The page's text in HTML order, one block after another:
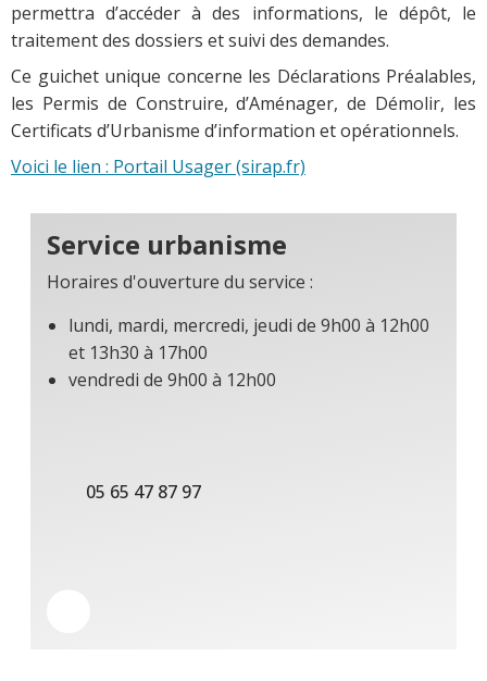
permettra d’accéder à des informations, le dépôt, le
traitement des dossiers et suivi des demandes.
Ce guichet unique concerne les Déclarations Préalables,
les Permis de Construire, d’Aménager, de Démolir, les
Certificats d’Urbanisme d’information et opérationnels.
Voici le lien : Portail Usager (sirap.fr)
Service urbanisme
Horaires d'ouverture du service :
lundi, mardi, mercredi, jeudi de 9h00 à 12h00
et 13h30 à 17h00
vendredi de 9h00 à 12h00
05 65 47 87 97